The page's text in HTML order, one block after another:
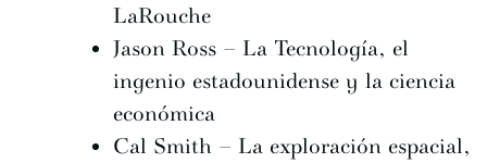
LaRouche
Jason Ross – La Tecnología, el
ingenio estadounidense y la ciencia
económica
Cal Smith – La exploración espacial,